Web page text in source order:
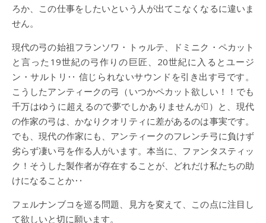
ろか、この仕事をしたいという人が出てこなくなるに違いま
せん。
現代の弓の始祖フランソワ・トゥルテ、ドミニク・ペカット
と言った19世紀の弓作りの巨匠、20世紀に入るとユージ
ン・サルトリ‥ 信じられないサウンドを引き出す弓です。
こうしたアンティークの弓（いつかペカット欲しい！！でも
千万はゆうに超えるので夢でしかありませんが）と、現代
の作家の弓は、かなりクオリティに差があるのは事実です。
でも、現代の作家にも、アンティークのフレンチ弓に負けず
劣らず凄い弓を作る人がいます。本当に、ファンタスティッ
ク！そうした製作者が存在することが、どれだけ私たちの助
けになることか‥
フェルナンブコを巡る問題、見方を変えて、この点に注目し
て欲しいと切に願います。